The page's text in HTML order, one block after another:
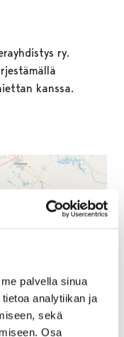
palvella sinua
analytiikan ja
sekä
Osa
ry.
kanssa.